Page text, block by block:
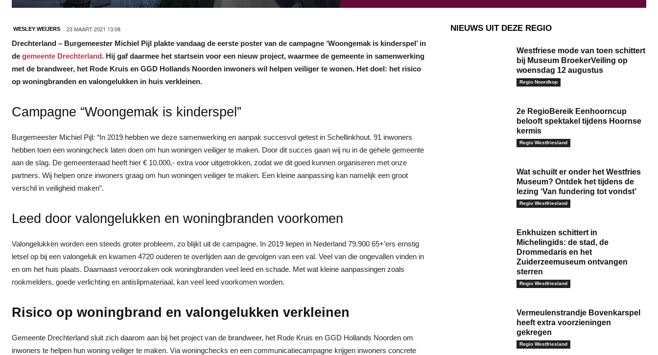
WESLEY WEIJERS 23 MAART 2021 13:08
Drechterland – Burgemeester Michiel Pijl plakte vandaag de eerste poster van de campagne ‘Woongemak is kinderspel’ in
de gemeente Drechterland. Hij gaf daarmee het startsein voor een nieuw project, waarmee de gemeente in samenwerking
met de brandweer, het Rode Kruis en GGD Hollands Noorden inwoners wil helpen veiliger te wonen. Het doel: het risico
op woningbranden en valongelukken in huis verkleinen.
Campagne “Woongemak is kinderspel”
Burgemeester Michiel Pijl: “In 2019 hebben we deze samenwerking en aanpak succesvol getest in Schellinkhout. 91 inwoners
hebben toen een woningcheck laten doen om hun woningen veiliger te maken. Door dit succes gaan wij nu in de gehele gemeente
aan de slag. De gemeenteraad heeft hier € 10.000,- extra voor uitgetrokken, zodat we dit goed kunnen organiseren met onze
partners. Wij helpen onze inwoners graag om hun woningen veiliger te maken. Een kleine aanpassing kan namelijk een groot
verschil in veiligheid maken”.
Leed door valongelukken en woningbranden voorkomen
Valongelukken worden een steeds groter probleem, zo blijkt uit de campagne. In 2019 liepen in Nederland 79.900 65+’ers ernstig
letsel op bij een valongeluk en kwamen 4720 ouderen te overlijden aan de gevolgen van een val. Veel van die ongevallen vinden in
en om het huis plaats. Daarnaast veroorzaken ook woningbranden veel leed en schade. Met wat kleine aanpassingen zoals
rookmelders, goede verlichting en antislipmateriaal, kan veel leed voorkomen worden.
Risico op woningbrand en valongelukken verkleinen
Gemeente Drechterland sluit zich daarom aan bij het project van de brandweer, het Rode Kruis en GGD Hollands Noorden om
inwoners te helpen hun woning veiliger te maken. Via woningchecks en een communicatiecampagne krijgen inwoners concrete
NIEUWS UIT DEZE REGIO
Westfriese mode van toen schittert
bij Museum BroekerVeiling op
woensdag 12 augustus
Regio Noordkop
2e RegioBereik Eenhoorncup
belooft spektakel tijdens Hoornse
kermis
Regio Westfriesland
Wat schuilt er onder het Westfries
Museum? Ontdek het tijdens de
lezing ‘Van fundering tot vondst’
Regio Westfriesland
Enkhuizen schittert in
Michelingids: de stad, de
Drommedaris en het
Zuiderzeemuseum ontvangen
sterren
Regio Westfriesland
Vermeulenstrandje Bovenkarspel
heeft extra voorzieningen
gekregen
Regio Westfriesland